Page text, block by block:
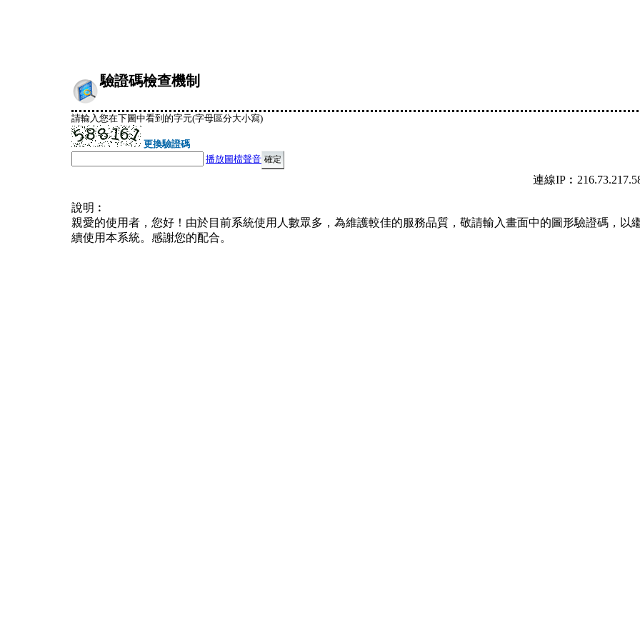
驗證碼檢查機制
請輸入您在下圖中看到的字元(字母區分大小寫)
更換驗證碼
播放圖檔聲音
連線
說明︰
親愛的使用者，您好！由於目前系統使用人數眾多，為維護較佳的服務品質，敬請輸入畫面中的圖形驗證碼，以
續使用本系統。感謝您的配合。